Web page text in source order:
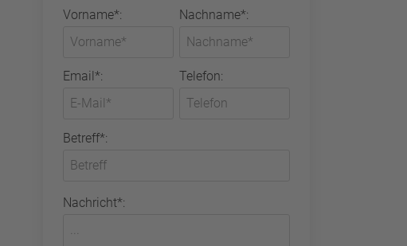
Vorname*: Nachname*:
Email*: Telefon:
Betreff*:
Nachricht*: